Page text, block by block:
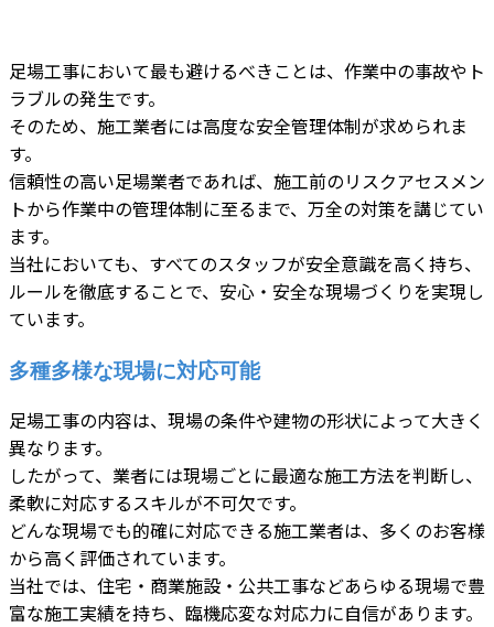
足場工事において最も避けるべきことは、作業中の事故やト
ラブルの発生です。
そのため、施工業者には高度な安全管理体制が求められま
す。
信頼性の高い足場業者であれば、施工前のリスクアセスメン
トから作業中の管理体制に至るまで、万全の対策を講じてい
ます。
当社においても、すべてのスタッフが安全意識を高く持ち、
ルールを徹底することで、安心・安全な現場づくりを実現し
ています。
多種多様な現場に対応可能
足場工事の内容は、現場の条件や建物の形状によって大きく
異なります。
したがって、業者には現場ごとに最適な施工方法を判断し、
柔軟に対応するスキルが不可欠です。
どんな現場でも的確に対応できる施工業者は、多くのお客様
から高く評価されています。
当社では、住宅・商業施設・公共工事などあらゆる現場で豊
富な施工実績を持ち、臨機応変な対応力に自信があります。